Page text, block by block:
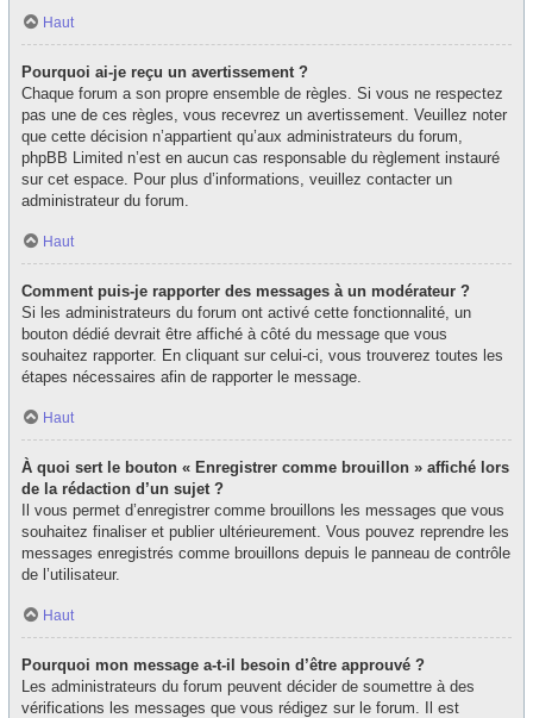
Haut
Pourquoi ai-je reçu un avertissement ?
Chaque forum a son propre ensemble de règles. Si vous ne respectez
pas une de ces règles, vous recevrez un avertissement. Veuillez noter
que cette décision n’appartient qu’aux administrateurs du forum,
phpBB Limited n’est en aucun cas responsable du règlement instauré
sur cet espace. Pour plus d’informations, veuillez contacter un
administrateur du forum.
Haut
Comment puis-je rapporter des messages à un modérateur ?
Si les administrateurs du forum ont activé cette fonctionnalité, un
bouton dédié devrait être affiché à côté du message que vous
souhaitez rapporter. En cliquant sur celui-ci, vous trouverez toutes les
étapes nécessaires afin de rapporter le message.
Haut
À quoi sert le bouton « Enregistrer comme brouillon » affiché lors
de la rédaction d’un sujet ?
Il vous permet d’enregistrer comme brouillons les messages que vous
souhaitez finaliser et publier ultérieurement. Vous pouvez reprendre les
messages enregistrés comme brouillons depuis le panneau de contrôle
de l’utilisateur.
Haut
Pourquoi mon message a-t-il besoin d’être approuvé ?
Les administrateurs du forum peuvent décider de soumettre à des
vérifications les messages que vous rédigez sur le forum. Il est